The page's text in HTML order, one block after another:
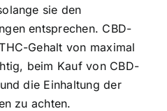
sie den
entsprechen. CBD-
Gehalt von maximal
beim Kauf von CBD-
die Einhaltung der
zu achten.